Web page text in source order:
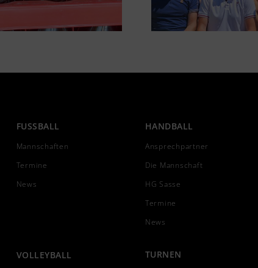
FUSSBALL
Mannschaften
Termine
News
VOLLEYBALL
HANDBALL
Ansprechpartner
Die Mannschaft
HG Sasse
Termine
News
TURNEN